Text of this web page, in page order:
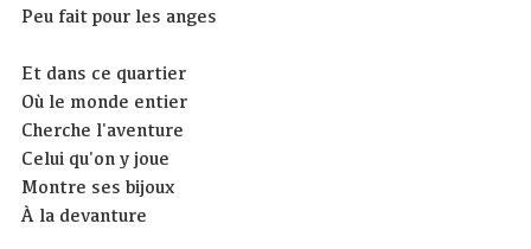
Peu fait pour les anges
Et dans ce quartier
Où le monde entier
Cherche l'aventure
Celui qu'on y joue
Montre ses bijoux
À la devanture